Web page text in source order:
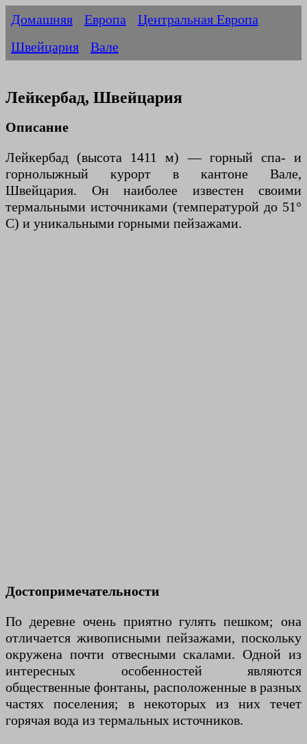
Домашняя Европа
Центральная Европа
Швейцария
Вале
Лейкербад, Швейцария
Описание
Лейкербад (высота 1411 м) — горный спа- и
горнолыжный курорт в кантоне Вале,
Швейцария. Он наиболее известен своими
термальными источниками (температурой до 51°
C) и уникальными горными пейзажами.
Достопримечательности
По деревне очень приятно гулять пешком; она
отличается живописными пейзажами, поскольку
окружена почти отвесными скалами. Одной из
интересных особенностей являются
общественные фонтаны, расположенные в разных
частях поселения; в некоторых из них течет
горячая вода из термальных источников.